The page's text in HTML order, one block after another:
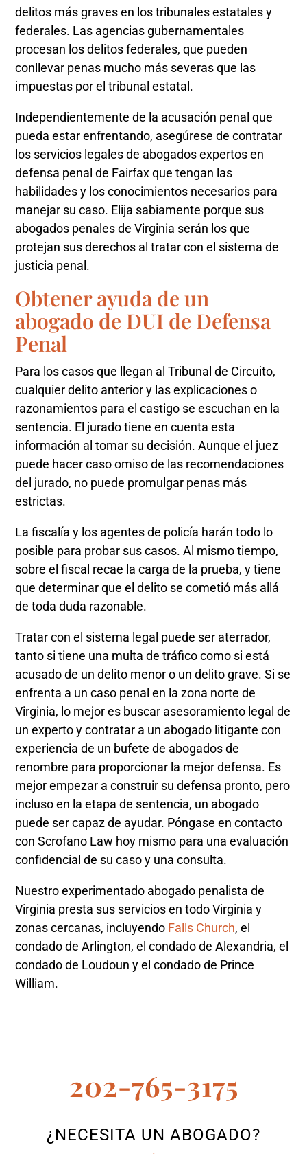
delitos más graves en los tribunales estatales y
federales. Las agencias gubernamentales
procesan los delitos federales, que pueden
conllevar penas mucho más severas que las
impuestas por el tribunal estatal.
Independientemente de la acusación penal que
pueda estar enfrentando, asegúrese de contratar
los servicios legales de abogados expertos en
defensa penal de Fairfax que tengan las
habilidades y los conocimientos necesarios para
manejar su caso. Elija sabiamente porque sus
abogados penales de Virginia serán los que
protejan sus derechos al tratar con el sistema de
justicia penal.
Obtener ayuda de un
abogado de DUI de Defensa
Penal
Para los casos que llegan al Tribunal de Circuito,
cualquier delito anterior y las explicaciones o
razonamientos para el castigo se escuchan en la
sentencia. El jurado tiene en cuenta esta
información al tomar su decisión. Aunque el juez
puede hacer caso omiso de las recomendaciones
del jurado, no puede promulgar penas más
estrictas.
La fiscalía y los agentes de policía harán todo lo
posible para probar sus casos. Al mismo tiempo,
sobre el fiscal recae la carga de la prueba, y tiene
que determinar que el delito se cometió más allá
de toda duda razonable.
Tratar con el sistema legal puede ser aterrador,
tanto si tiene una multa de tráfico como si está
acusado de un delito menor o un delito grave. Si se
enfrenta a un caso penal en la zona norte de
Virginia, lo mejor es buscar asesoramiento legal de
un experto y contratar a un abogado litigante con
experiencia de un bufete de abogados de
renombre para proporcionar la mejor defensa. Es
mejor empezar a construir su defensa pronto, pero
incluso en la etapa de sentencia, un abogado
puede ser capaz de ayudar. Póngase en contacto
con Scrofano Law hoy mismo para una evaluación
confidencial de su caso y una consulta.
Nuestro experimentado abogado penalista de
Virginia presta sus servicios en todo Virginia y
zonas cercanas, incluyendo Falls Church, el
condado de Arlington, el condado de Alexandria, el
condado de Loudoun y el condado de Prince
William.
202-765-3175
¿NECESITA UN ABOGADO?